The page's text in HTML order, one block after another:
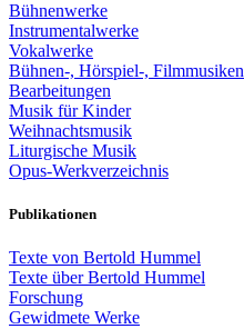
Bühnenwerke
Instrumentalwerke
Vokalwerke
Bühnen-, Hörspiel-, Filmmusiken
Bearbeitungen
Musik für Kinder
Weihnachtsmusik
Liturgische Musik
Opus-Werkverzeichnis
Publikationen
Texte von Bertold Hummel
Texte über Bertold Hummel
Forschung
Gewidmete Werke